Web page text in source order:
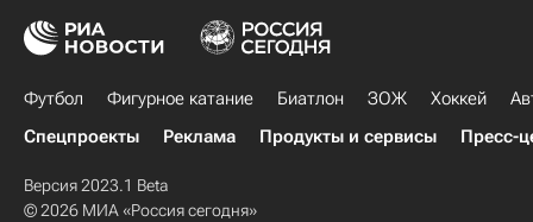
Футбол Фигурное катание Биатлон ЗОЖ Хоккей
Спецпроекты
Реклама Продукты и сервисы Пресс-
Версия 2023.1 Beta
© 2026 МИА «Россия сегодня»